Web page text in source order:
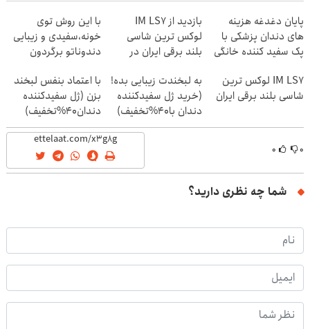
پایان دغدغه هزینه
های دندان پزشکی با
پک سفید کننده خانگی
بازدید از IM LS7
لوکس ترین شاسی
بلند برقی ایران در
با این روش توی
خونه،سفیدی و زیبایی
دندوناتو برگردون
IM LS7 لوکس ترین
شاسی بلند برقی ایران
به لبخندت زیبایی بده!
(خرید ژل سفیدکننده
دندان با40%تخفیف)
با اعتماد بنفس لبخند
بزن (ژل سفیدکننده
دندان40%تخفیف)
۰ ۰
شما چه نظری دارید؟